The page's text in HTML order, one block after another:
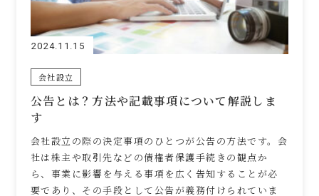
2024.11.15
会社設立
公告とは？方法や記載事項について解説しま
す
会社設立の際の決定事項のひとつが公告の方法です。会
社は株主や取引先などの債権者保護手続きの観点か
ら、事業に影響を与える事項を広く告知することが必
要であり、その手段として公告が義務付けられていま